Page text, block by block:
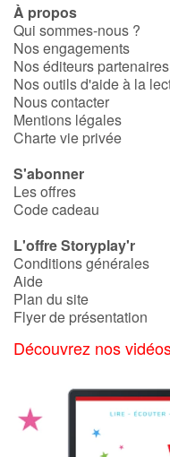
À propos
Qui sommes-nous ?
Nos engagements
Nos éditeurs partenaires
Nos outils d'aide à la
Nous contacter
Mentions légales
Charte vie privée
S'abonner
Les offres
Code cadeau
L'offre Storyplay'r
Conditions générales
Aide
Plan du site
Flyer de présentation
Découvrez nos